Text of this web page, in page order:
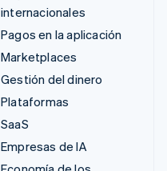
internacionales
Pagos en la aplicación
Marketplaces
Gestión del dinero
Plataformas
SaaS
Empresas de IA